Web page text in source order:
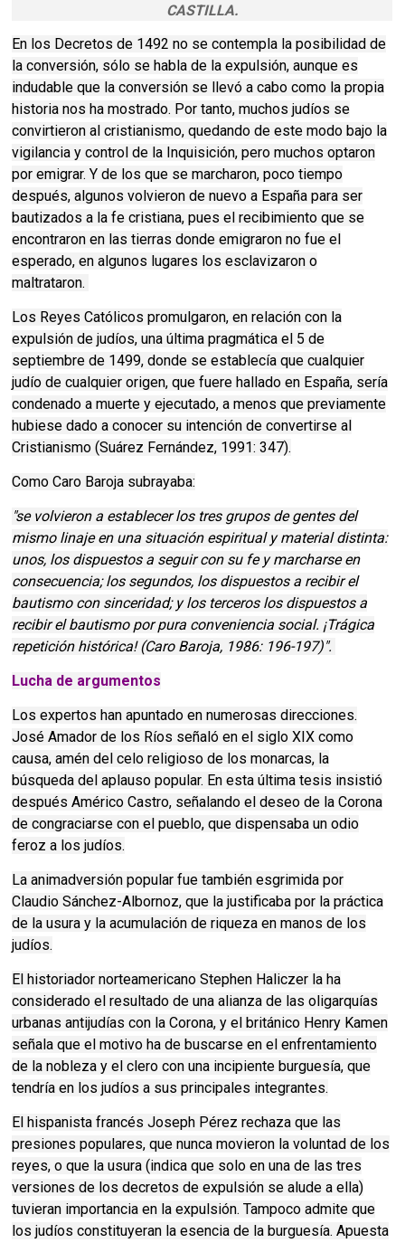
CASTILLA.
En los Decretos de 1492 no se contempla la posibilidad de
la conversión, sólo se habla de la expulsión, aunque es
indudable que la conversión se llevó a cabo como la propia
historia nos ha mostrado. Por tanto, muchos judíos se
convirtieron al cristianismo, quedando de este modo bajo la
vigilancia y control de la Inquisición, pero muchos optaron
por emigrar. Y de los que se marcharon, poco tiempo
después, algunos volvieron de nuevo a España para ser
bautizados a la fe cristiana, pues el recibimiento que se
encontraron en las tierras donde emigraron no fue el
esperado, en algunos lugares los esclavizaron o
maltrataron.
Los Reyes Católicos promulgaron, en relación con la
expulsión de judíos, una última pragmática el 5 de
septiembre de 1499, donde se establecía que cualquier
judío de cualquier origen, que fuere hallado en España, sería
condenado a muerte y ejecutado, a menos que previamente
hubiese dado a conocer su intención de convertirse al
Cristianismo (Suárez Fernández, 1991: 347).
Como Caro Baroja subrayaba:
"se volvieron a establecer los tres grupos de gentes del
mismo linaje en una situación espiritual y material distinta:
unos, los dispuestos a seguir con su fe y marcharse en
consecuencia; los segundos, los dispuestos a recibir el
bautismo con sinceridad; y los terceros los dispuestos a
recibir el bautismo por pura conveniencia social. ¡Trágica
repetición histórica! (Caro Baroja, 1986: 196-197)".
Lucha de argumentos
Los expertos han apuntado en numerosas direcciones.
José Amador de los Ríos señaló en el siglo XIX como
causa, amén del celo religioso de los monarcas, la
búsqueda del aplauso popular. En esta última tesis insistió
después Américo Castro, señalando el deseo de la Corona
de congraciarse con el pueblo, que dispensaba un odio
feroz a los judíos.
La animadversión popular fue también esgrimida por
Claudio Sánchez-Albornoz, que la justificaba por la práctica
de la usura y la acumulación de riqueza en manos de los
judíos.
El historiador norteamericano Stephen Haliczer la ha
considerado el resultado de una alianza de las oligarquías
urbanas antijudías con la Corona, y el británico Henry Kamen
señala que el motivo ha de buscarse en el enfrentamiento
de la nobleza y el clero con una incipiente burguesía, que
tendría en los judíos a sus principales integrantes.
El hispanista francés Joseph Pérez rechaza que las
presiones populares, que nunca movieron la voluntad de los
reyes, o que la usura (indica que solo en una de las tres
versiones de los decretos de expulsión se alude a ella)
tuvieran importancia en la expulsión. Tampoco admite que
los judíos constituyeran la esencia de la burguesía. Apuesta